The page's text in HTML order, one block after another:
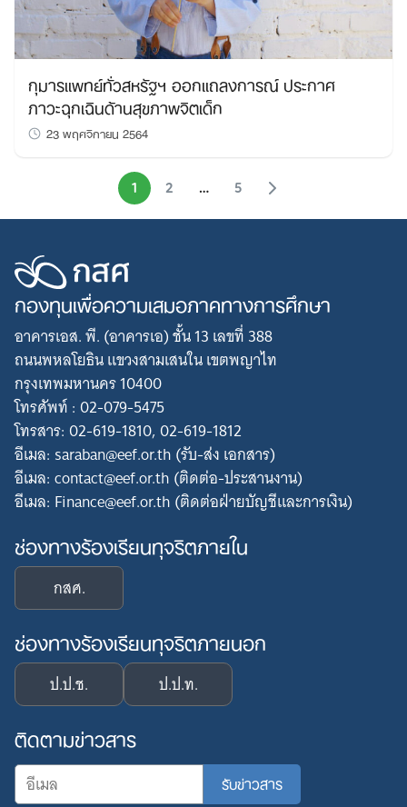
กุมารแพทย์ทั่วสหรัฐฯ ออกแถลงการณ์ ประกาศ
ภาวะฉุกเฉินด้านสุขภาพจิตเด็ก
23 พฤศจิกายน 2564
1 2 … 5
กองทุนเพื่อความเสมอภาคทางการศึกษา
อาคารเอส. พี. (อาคารเอ) ชั้น 13 เลขที่ 388
ถนนพหลโยธิน แขวงสามเสนใน เขตพญาไท
กรุงเทพมหานคร 10400
โทรศัพท์ : 02-079-5475
โทรสาร: 02-619-1810, 02-619-1812
อีเมล: saraban@eef.or.th (รับ-ส่ง เอกสาร)
อีเมล: contact@eef.or.th (ติดต่อ-ประสานงาน)
อีเมล: Finance@eef.or.th (ติดต่อฝ่ายบัญชีและการเงิน)
ช่องทางร้องเรียนทุจริตภายใน
กสศ.
ช่องทางร้องเรียนทุจริตภายนอก
ป.ป.ช. ป.ป.ท.
ติดตามข่าวสาร